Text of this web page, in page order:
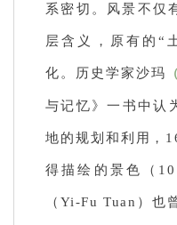
系密切。风景不仅
层含义，原有的“
化。历史学家沙玛
与记忆》一书中认
地的规划和利用，
得描绘的景色（
（Yi-Fu Tuan）也